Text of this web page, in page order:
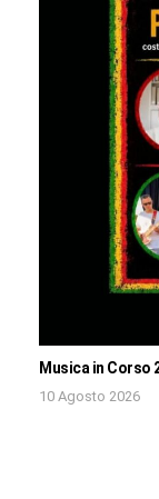
Musica in Corso
10 Agosto 2026